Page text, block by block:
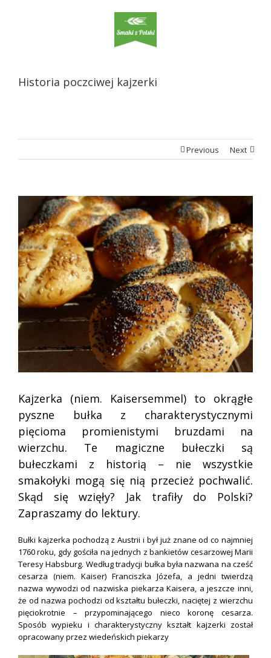
Historia poczciwej kajzerki
Previous Next
Kajzerka (niem. Kaisersemmel) to okrągłe
pyszne bułka z charakterystycznymi
pięcioma promienistymi bruzdami na
wierzchu. Te magiczne bułeczki są
bułeczkami z historią – nie wszystkie
smakołyki mogą się nią przecież pochwalić.
Skąd się wzięły? Jak trafiły do Polski?
Zapraszamy do lektury.
Bułki kajzerka pochodzą z Austrii i był już znane od co najmniej
1760 roku, gdy gościła na jednych z bankietów cesarzowej Marii
Teresy Habsburg. Według tradycji bułka była nazwana na cześć
cesarza (niem. Kaiser) Franciszka Józefa, a jedni twierdzą
nazwa wywodzi od nazwiska piekarza Kaisera, a jeszcze inni,
że od nazwa pochodzi od kształtu bułeczki, naciętej z wierzchu
pięciokrotnie – przypominającego nieco koronę cesarza.
Sposób wypieku i charakterystyczny kształt kajzerki został
opracowany przez wiedeńskich piekarzy